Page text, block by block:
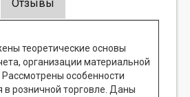
Отзывы
теоретические основы
организации материальной
Рассмотрены особенности
в розничной торговле. Даны